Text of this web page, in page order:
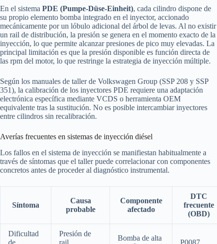
En el sistema PDE (Pumpe-Düse-Einheit), cada cilindro dispone de
su propio elemento bomba integrado en el inyector, accionado
mecánicamente por un lóbulo adicional del árbol de levas. Al no existir
un rail de distribución, la presión se genera en el momento exacto de la
inyección, lo que permite alcanzar presiones de pico muy elevadas. La
principal limitación es que la presión disponible es función directa de
las rpm del motor, lo que restringe la estrategia de inyección múltiple.
Según los manuales de taller de Volkswagen Group (SSP 208 y SSP
351), la calibración de los inyectores PDE requiere una adaptación
electrónica específica mediante VCDS o herramienta OEM
equivalente tras la sustitución. No es posible intercambiar inyectores
entre cilindros sin recalibración.
Averías frecuentes en sistemas de inyección diésel
Los fallos en el sistema de inyección se manifiestan habitualmente a
través de síntomas que el taller puede correlacionar con componentes
concretos antes de proceder al diagnóstico instrumental.
Síntoma
Causa
probable
Componente
afectado
DTC
frecuente
(OBD)
Dificultad
de
Presión de
rail
Bomba de alta
P0087,